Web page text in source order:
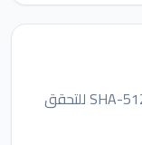
أنشئ قيم MD5 وSHA-1 وSHA-256 وSHA-512 للتحقق